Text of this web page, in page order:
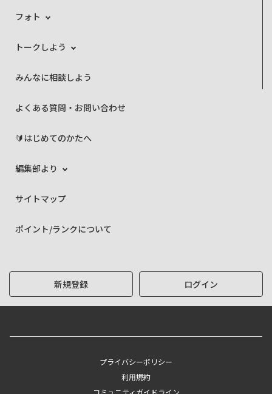
フォト
トークしよう
みんなに相談しよう
よくある質問・お問い合わせ
🔰はじめてのかたへ
編集部より
サイトマップ
ポイント/ランクについて
新規登録 ログイン
プライバシーポリシー
利用規約
コミュニティガイドライン